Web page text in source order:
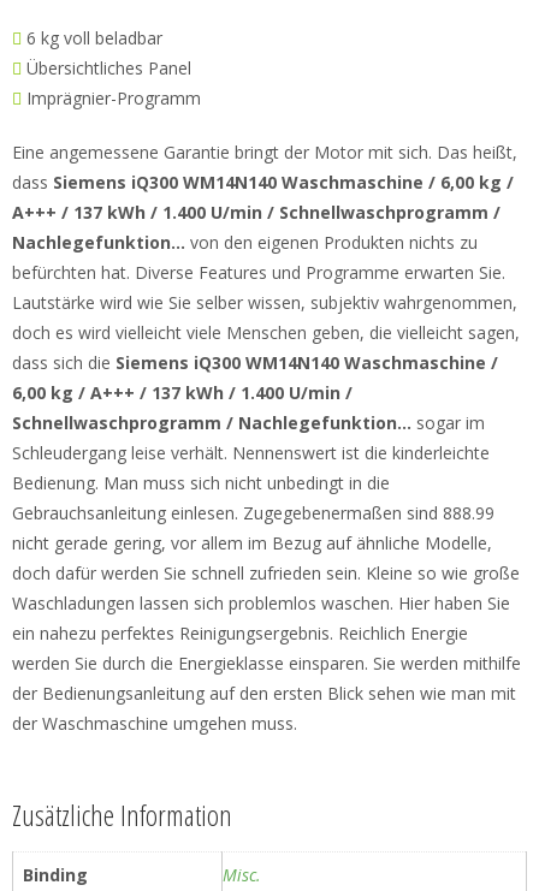
6 kg voll beladbar
Übersichtliches Panel
Imprägnier-Programm
Eine angemessene Garantie bringt der Motor mit sich. Das heißt,
dass Siemens iQ300 WM14N140 Waschmaschine / 6,00 kg /
A+++ / 137 kWh / 1.400 U/min / Schnellwaschprogramm /
Nachlegefunktion… von den eigenen Produkten nichts zu
befürchten hat. Diverse Features und Programme erwarten Sie.
Lautstärke wird wie Sie selber wissen, subjektiv wahrgenommen,
doch es wird vielleicht viele Menschen geben, die vielleicht sagen,
dass sich die Siemens iQ300 WM14N140 Waschmaschine /
6,00 kg / A+++ / 137 kWh / 1.400 U/min /
Schnellwaschprogramm / Nachlegefunktion… sogar im
Schleudergang leise verhält. Nennenswert ist die kinderleichte
Bedienung. Man muss sich nicht unbedingt in die
Gebrauchsanleitung einlesen. Zugegebenermaßen sind 888.99
nicht gerade gering, vor allem im Bezug auf ähnliche Modelle,
doch dafür werden Sie schnell zufrieden sein. Kleine so wie große
Waschladungen lassen sich problemlos waschen. Hier haben Sie
ein nahezu perfektes Reinigungsergebnis. Reichlich Energie
werden Sie durch die Energieklasse einsparen. Sie werden mithilfe
der Bedienungsanleitung auf den ersten Blick sehen wie man mit
der Waschmaschine umgehen muss.
Zusätzliche Information
Binding
Misc.